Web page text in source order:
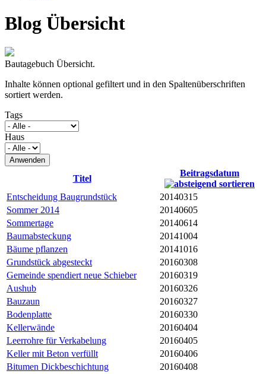
Blog Übersicht
Bautagebuch Übersicht.
Inhalte können optional gefiltert und in den Spaltenüberschriften
sortiert werden.
Tags
Haus
Titel
Beitragsdatum
Entscheidung Baugrundstück
20140315
Sommer 2014
20140605
Sommertage
20140614
Baumabsteckung
20141004
Bäume pflanzen
20141016
Grundstück abgesteckt
20160308
Gemeinde spendiert neue Schieber
20160319
Aushub
20160326
Bauzaun
20160327
Bodenplatte
20160330
Kellerwände
20160404
Leerrohre für Verkabelung
20160405
Keller mit Beton verfüllt
20160406
Bitumen Dickbeschichtung
20160408